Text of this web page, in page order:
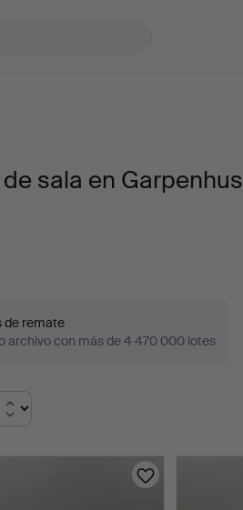
sala en Garpenhus
de remate
archivo con más de 4 470 000 lotes